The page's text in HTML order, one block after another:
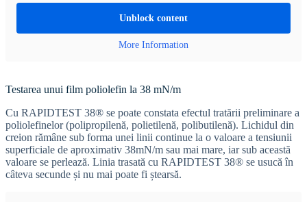
Unblock content
More Information
Testarea unui film poliolefin la 38 mN/m
Cu RAPIDTEST 38® se poate constata efectul tratării preliminare a
poliolefinelor (polipropilenă, polietilenă, polibutilenă). Lichidul din
creion rămâne sub forma unei linii continue la o valoare a tensiunii
superficiale de aproximativ 38mN/m sau mai mare, iar sub această
valoare se perlează. Linia trasată cu RAPIDTEST 38® se usucă în
câteva secunde și nu mai poate fi ștearsă.